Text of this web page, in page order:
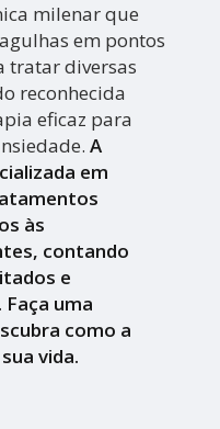
milenar que
em pontos
tratar diversas
reconhecida
eficaz para
A
em
às
contando
e
uma
como a
vida.